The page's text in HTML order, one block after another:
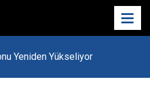
Yeniden Yükseliyor